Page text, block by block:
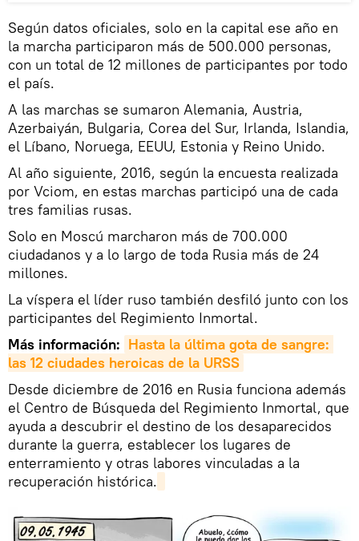
Según datos oficiales, solo en la capital ese año en
la marcha participaron más de 500.000 personas,
con un total de 12 millones de participantes por todo
el país.
A las marchas se sumaron Alemania, Austria,
Azerbaiyán, Bulgaria, Corea del Sur, Irlanda, Islandia,
el Líbano, Noruega, EEUU, Estonia y Reino Unido.
Al año siguiente, 2016, según la encuesta realizada
por Vciom, en estas marchas participó una de cada
tres familias rusas.
Solo en Moscú marcharon más de 700.000
ciudadanos y a lo largo de toda Rusia más de 24
millones.
La víspera el líder ruso también desfiló junto con los
participantes del Regimiento Inmortal.
Más información: Hasta la última gota de sangre:
las 12 ciudades heroicas de la URSS
Desde diciembre de 2016 en Rusia funciona además
el Centro de Búsqueda del Regimiento Inmortal, que
ayuda a descubrir el destino de los desaparecidos
durante la guerra, establecer los lugares de
enterramiento y otras labores vinculadas a la
recuperación histórica.